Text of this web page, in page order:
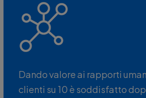
Dando valore ai rapporti
clienti su 10 è soddisfatto